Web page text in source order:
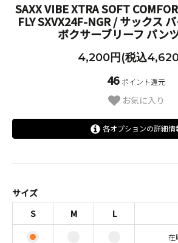
SAXX VIBE XTRA SOFT
FLY SXVX24F-NGR / サックス
ボクサーブリーフ パン
4,200円(税込
46ポイント還元
お気に入り
各オプションの詳細情
サイズ
S
M L
在